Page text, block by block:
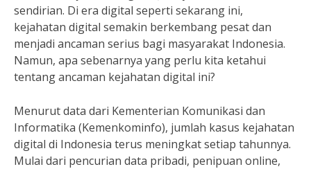
sendirian. Di era digital seperti sekarang ini,
kejahatan digital semakin berkembang pesat dan
menjadi ancaman serius bagi masyarakat Indonesia.
Namun, apa sebenarnya yang perlu kita ketahui
tentang ancaman kejahatan digital ini?
Menurut data dari Kementerian Komunikasi dan
Informatika (Kemenkominfo), jumlah kasus kejahatan
digital di Indonesia terus meningkat setiap tahunnya.
Mulai dari pencurian data pribadi, penipuan online,